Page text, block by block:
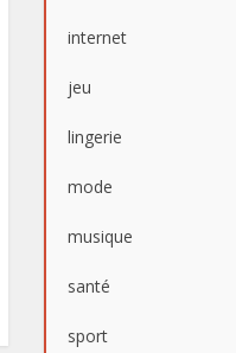
internet
jeu
lingerie
mode
musique
santé
sport